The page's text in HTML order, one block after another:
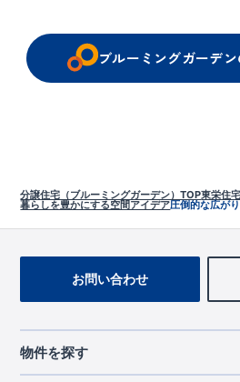
ブルーミングガーデ
分譲住宅（ブルーミングガーデン）TOP東栄住
暮らしを豊かにする空間アイデア圧倒的な広が
お問い合わせ
物件を探す